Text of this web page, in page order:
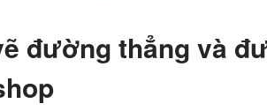
đường thẳng và